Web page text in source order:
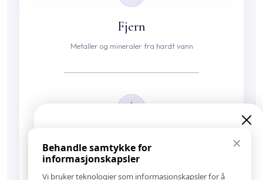
Fjern
Metaller og mineraler fra hardt vann
Nøytraliser
Uønskede varme og gule toner
✕
Behandle samtykke for
informasjonskapsler
Vi bruker teknologier som informasjonskapsler for å
Eksklusive nyheter og
tilbud